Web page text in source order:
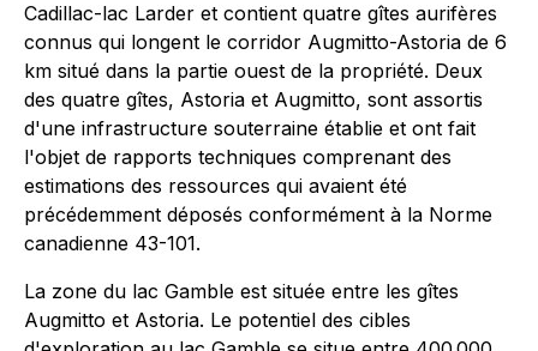
Cadillac-lac Larder et contient quatre gîtes aurifères
connus qui longent le corridor Augmitto-Astoria de 6
km situé dans la partie ouest de la propriété. Deux
des quatre gîtes, Astoria et Augmitto, sont assortis
d'une infrastructure souterraine établie et ont fait
l'objet de rapports techniques comprenant des
estimations des ressources qui avaient été
précédemment déposés conformément à la Norme
canadienne 43-101.
La zone du lac Gamble est située entre les gîtes
Augmitto et Astoria. Le potentiel des cibles